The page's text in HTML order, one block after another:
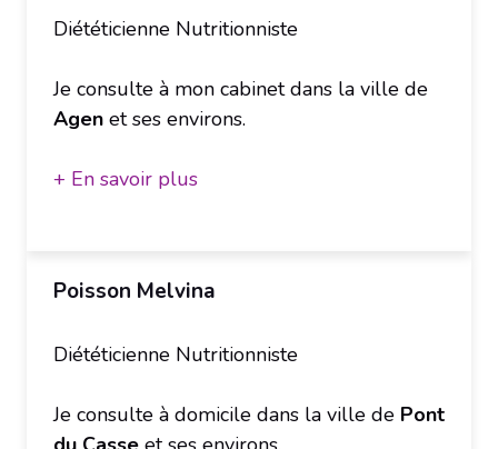
Diététicienne Nutritionniste
Je consulte à mon cabinet dans la ville de
Agen et ses environs.
+ En savoir plus
Poisson Melvina
Diététicienne Nutritionniste
Je consulte à domicile dans la ville de Pont